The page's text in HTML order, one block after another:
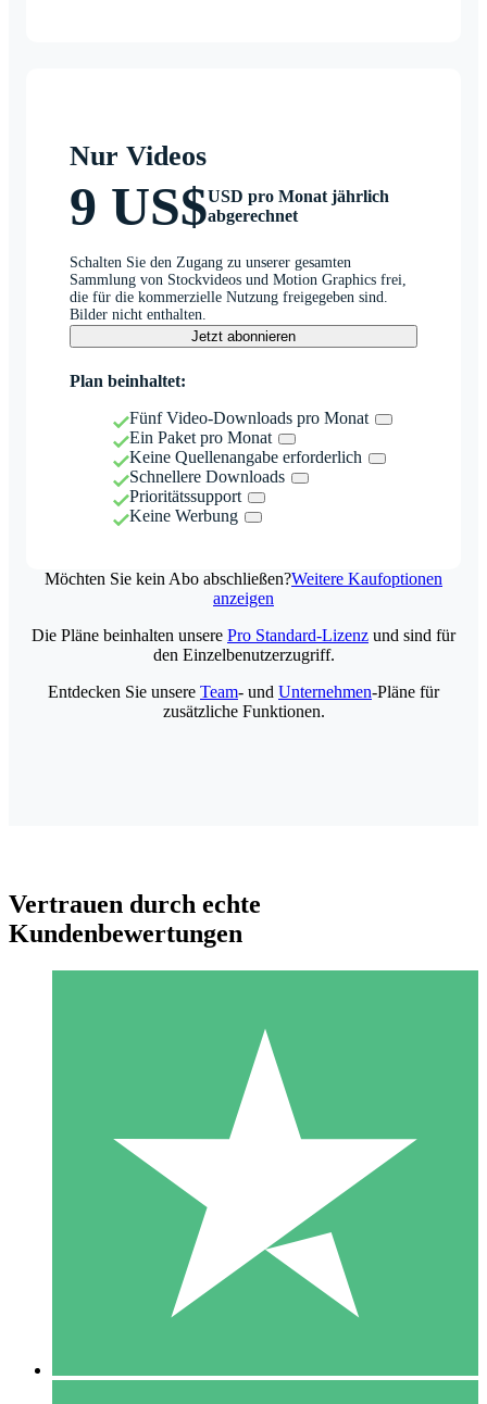
Nur Videos
9 US$USD pro Monat jährlich
abgerechnet
Schalten Sie den Zugang zu unserer gesamten
Sammlung von Stockvideos und Motion Graphics frei,
die für die kommerzielle Nutzung freigegeben sind.
Bilder nicht enthalten.
Jetzt abonnieren
Plan beinhaltet:
Fünf Video-Downloads pro Monat
Ein Paket pro Monat
Keine Quellenangabe erforderlich
Schnellere Downloads
Prioritätssupport
Keine Werbung
Möchten Sie kein Abo abschließen?Weitere Kaufoptionen
anzeigen
Individuelle Credit-Pakete
Zahlen Sie nach Bedarf mit Download-Credits. Keine
monatliche Verpflichtung erforderlich.
10 00
Die Pläne beinhalten unsere Pro Standard-Lizenz und sind für
den Einzelbenutzerzugriff.
Entdecken Sie unsere Team- und Unternehmen-Pläne für
zusätzliche Funktionen.
Vertrauen durch echte
Kundenbewertungen